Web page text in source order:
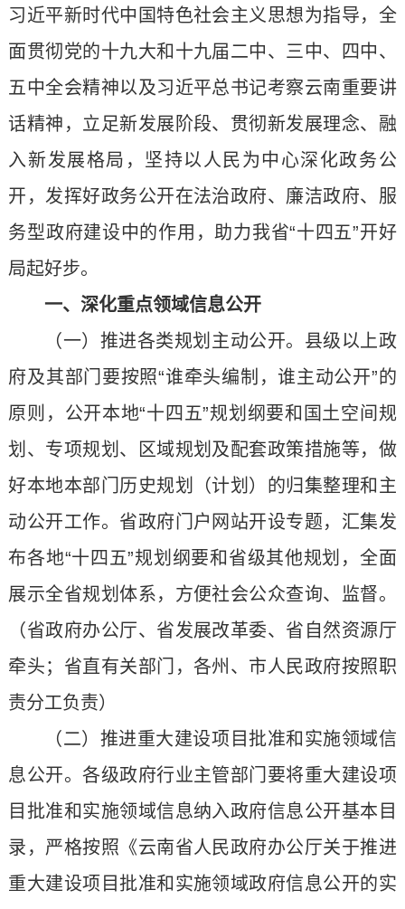
习近平新时代中国特色社会主义思想为指导，全
面贯彻党的十九大和十九届二中、三中、四中、
五中全会精神以及习近平总书记考察云南重要讲
话精神，立足新发展阶段、贯彻新发展理念、融
入新发展格局，坚持以人民为中心深化政务公
开，发挥好政务公开在法治政府、廉洁政府、服
务型政府建设中的作用，助力我省“十四五”开好
局起好步。
一、深化重点领域信息公开
（一）推进各类规划主动公开。县级以上政
府及其部门要按照“谁牵头编制，谁主动公开”的
原则，公开本地“十四五”规划纲要和国土空间规
划、专项规划、区域规划及配套政策措施等，做
好本地本部门历史规划（计划）的归集整理和主
动公开工作。省政府门户网站开设专题，汇集发
布各地“十四五”规划纲要和省级其他规划，全面
展示全省规划体系，方便社会公众查询、监督。
（省政府办公厅、省发展改革委、省自然资源厅
牵头；省直有关部门，各州、市人民政府按照职
责分工负责）
（二）推进重大建设项目批准和实施领域信
息公开。各级政府行业主管部门要将重大建设项
目批准和实施领域信息纳入政府信息公开基本目
录，严格按照《云南省人民政府办公厅关于推进
重大建设项目批准和实施领域政府信息公开的实